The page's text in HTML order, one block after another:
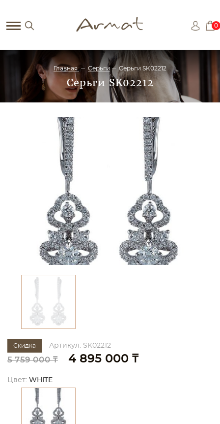
0
Главная Серьги Серьги SK02212
Серьги SK02212
Скидка Артикул: SK02212
5 759 000 ₸ 4 895 000 ₸
Цвет: WHITE